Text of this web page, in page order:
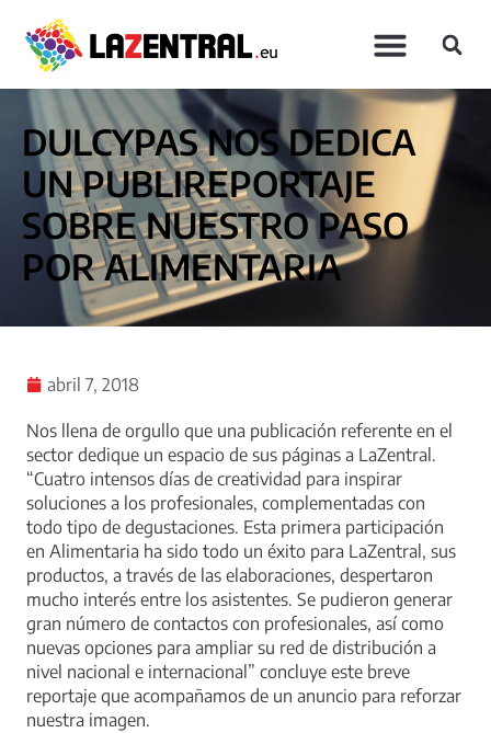
DULCYPAS NOS DEDICA
UN PUBLIREPORTAJE
SOBRE NUESTRO PASO
POR ALIMENTARIA
abril 7, 2018
Nos llena de orgullo que una publicación referente en el
sector dedique un espacio de sus páginas a LaZentral.
“Cuatro intensos días de creatividad para inspirar
soluciones a los profesionales, complementadas con
todo tipo de degustaciones. Esta primera participación
en Alimentaria ha sido todo un éxito para LaZentral, sus
productos, a través de las elaboraciones, despertaron
mucho interés entre los asistentes. Se pudieron generar
gran número de contactos con profesionales, así como
nuevas opciones para ampliar su red de distribución a
nivel nacional e internacional” concluye este breve
reportaje que acompañamos de un anuncio para reforzar
nuestra imagen.